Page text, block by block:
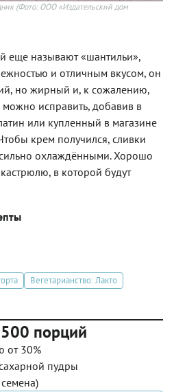
(Фото: ООО «Издательский дом
еще называют «шантильи»,
и отличным вкусом, он
но жирный и, к сожалению,
можно исправить, добавив в
или купленный в магазине
крем получился, сливки
охлаждёнными. Хорошо
в которой будут
Вегетарианство: Лакто
порций
от 30%
пудры